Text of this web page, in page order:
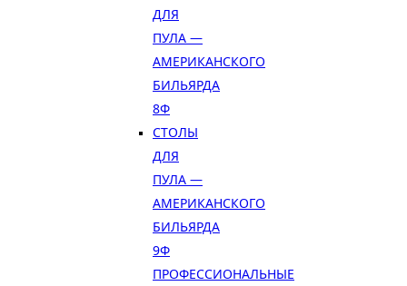
ДЛЯ
ПУЛА —
АМЕРИКАНСКОГО
БИЛЬЯРДА
8Ф
СТОЛЫ
ДЛЯ
ПУЛА —
АМЕРИКАНСКОГО
БИЛЬЯРДА
9Ф
ПРОФЕССИОНАЛЬНЫЕ